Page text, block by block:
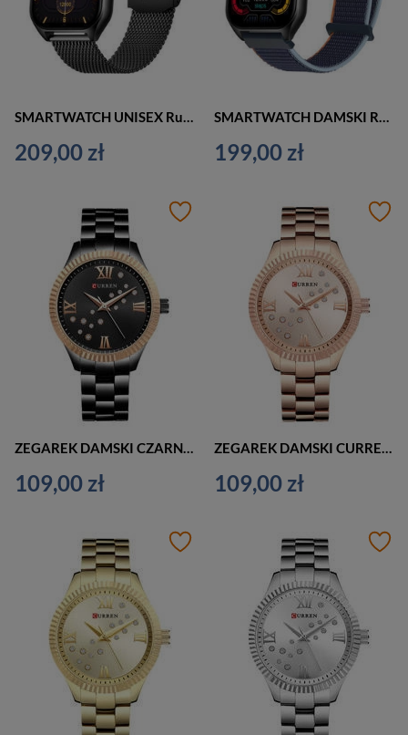
SMARTWATCH UNISEX Rubicon RNCF03 - ROZMOWY BLUETOOTH, ALWAYS ON DISPLAY (sr049g)
209,00 zł
SMARTWATCH DAMSKI Rubicon RNCF03 - ROZMOWY BLUETOOTH, ALWAYS ON DISPLAY (sr049a)
199,00 zł
109,00 zł 109,00 zł